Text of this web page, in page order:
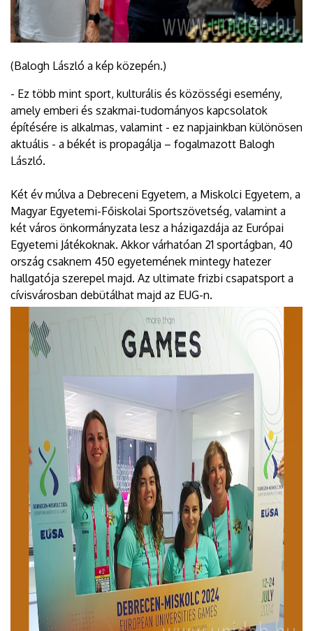
(Balogh László a kép közepén.)
- Ez több mint sport, kulturális és közösségi esemény,
amely emberi és szakmai-tudományos kapcsolatok
építésére is alkalmas, valamint - ez napjainkban különösen
aktuális - a békét is propagálja – fogalmazott Balogh
László.
Két év múlva a Debreceni Egyetem, a Miskolci Egyetem, a
Magyar Egyetemi-Főiskolai Sportszövetség, valamint a
két város önkormányzata lesz a házigazdája az Európai
Egyetemi Játékoknak. Akkor várhatóan 21 sportágban, 40
ország csaknem 450 egyetemének mintegy hatezer
hallgatója szerepel majd. Az ultimate frizbi csapatsport a
cívisvárosban debütálhat majd az EUG-n.